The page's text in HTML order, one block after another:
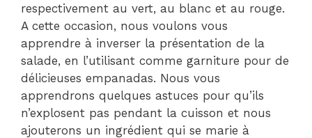
respectivement au vert, au blanc et au rouge.
A cette occasion, nous voulons vous
apprendre à inverser la présentation de la
salade, en l’utilisant comme garniture pour de
délicieuses empanadas. Nous vous
apprendrons quelques astuces pour qu’ils
n’explosent pas pendant la cuisson et nous
ajouterons un ingrédient qui se marie à